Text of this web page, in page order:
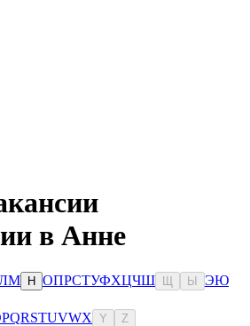
в Анне
М Н ОПРСТУФХЦЧШ Ы ЭЮ
PQRSTUVWX Y Z